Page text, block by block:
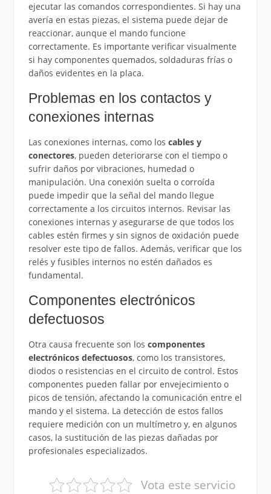
ejecutar las comandos correspondientes. Si hay una
avería en estas piezas, el sistema puede dejar de
reaccionar, aunque el mando funcione
correctamente. Es importante verificar visualmente
si hay componentes quemados, soldaduras frías o
daños evidentes en la placa.
Problemas en los contactos y
conexiones internas
Las conexiones internas, como los cables y
conectores, pueden deteriorarse con el tiempo o
sufrir daños por vibraciones, humedad o
manipulación. Una conexión suelta o corroída
puede impedir que la señal del mando llegue
correctamente a los circuitos internos. Revisar las
conexiones internas y asegurarse de que todos los
cables estén firmes y sin signos de oxidación puede
resolver este tipo de fallos. Además, verificar que los
relés y fusibles internos no estén dañados es
fundamental.
Componentes electrónicos
defectuosos
Otra causa frecuente son los componentes
electrónicos defectuosos, como los transistores,
diodos o resistencias en el circuito de control. Estos
componentes pueden fallar por envejecimiento o
picos de tensión, afectando la comunicación entre el
mando y el sistema. La detección de estos fallos
requiere medición con un multímetro y, en algunos
casos, la sustitución de las piezas dañadas por
profesionales especializados.
Vota este servicio